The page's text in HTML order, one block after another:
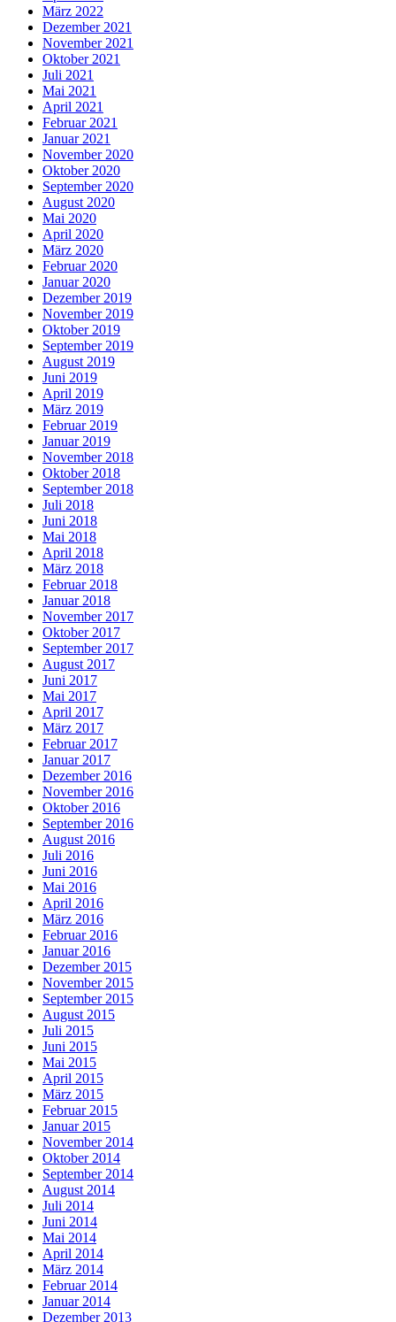
März 2022
Dezember 2021
November 2021
Oktober 2021
Juli 2021
Mai 2021
April 2021
Februar 2021
Januar 2021
November 2020
Oktober 2020
September 2020
August 2020
Mai 2020
April 2020
März 2020
Februar 2020
Januar 2020
Dezember 2019
November 2019
Oktober 2019
September 2019
August 2019
Juni 2019
April 2019
März 2019
Februar 2019
Januar 2019
November 2018
Oktober 2018
September 2018
Juli 2018
Juni 2018
Mai 2018
April 2018
März 2018
Februar 2018
Januar 2018
November 2017
Oktober 2017
September 2017
August 2017
Juni 2017
Mai 2017
April 2017
März 2017
Februar 2017
Januar 2017
Dezember 2016
November 2016
Oktober 2016
September 2016
August 2016
Juli 2016
Juni 2016
Mai 2016
April 2016
März 2016
Februar 2016
Januar 2016
Dezember 2015
November 2015
September 2015
August 2015
Juli 2015
Juni 2015
Mai 2015
April 2015
März 2015
Februar 2015
Januar 2015
November 2014
Oktober 2014
September 2014
August 2014
Juli 2014
Juni 2014
Mai 2014
April 2014
März 2014
Februar 2014
Januar 2014
Dezember 2013